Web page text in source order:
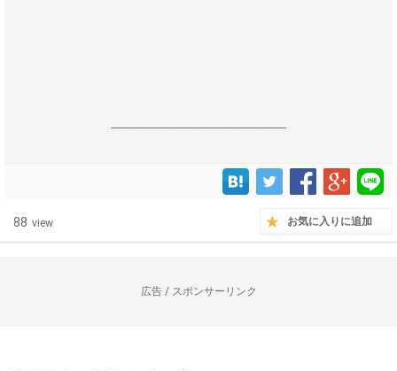
------------------------------------------------------------------
88 view お気に入りに追加
広告 / スポンサーリンク